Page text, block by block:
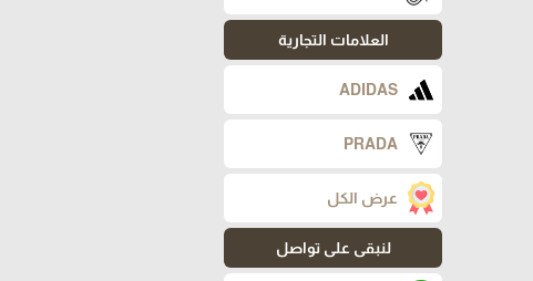
العلامات التجارية
ADIDAS
PRADA
عرض الكل
لنبقى على تواصل